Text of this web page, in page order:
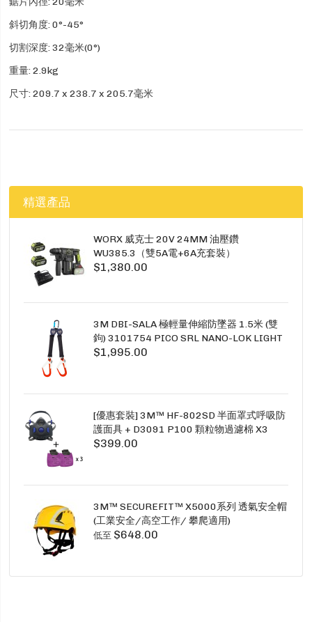
斜切角度: 0°-45°
切割深度: 32毫米(0°)
重量: 2.9kg
尺寸: 209.7 x 238.7 x 205.7毫米
精選產品
WORX 威克士 20V 24MM 油壓鑽
WU385.3（雙5A電+6A充套裝）
$1,380.00
3M DBI-SALA 極輕量伸縮防墜器 1.5米 (雙
鉤) 3101754 PICO SRL NANO-LOK LIGHT
1.5M TWINS
$1,995.00
[優惠套裝] 3M™ HF-802SD 半面罩式呼吸防
護面具 + D3091 P100 顆粒物過濾棉 X3
SECURE CLICK HF-802SD HF-800SD 系列
$399.00
3M™ SECUREFIT™ X5000系列 透氣安全帽
(工業安全/高空工作/ 攀爬適用)
低至 $648.00